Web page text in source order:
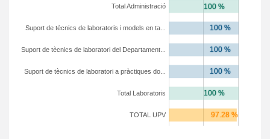
TOTAL UPV
Total Laboratoris
Suport de tècnics de laboratori a pràctiques do...
Suport de tècnics de laboratori del Departament...
Suport de tècnics de laboratoris i models en ta...
Total Administració